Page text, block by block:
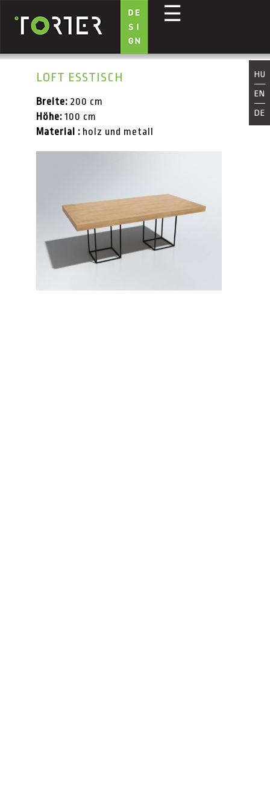
Direkt zum Inhalt
☰
HU
EN
DE
LOFT ESSTISCH
Breite: 200 cm
Höhe: 100 cm
Material : holz und metall